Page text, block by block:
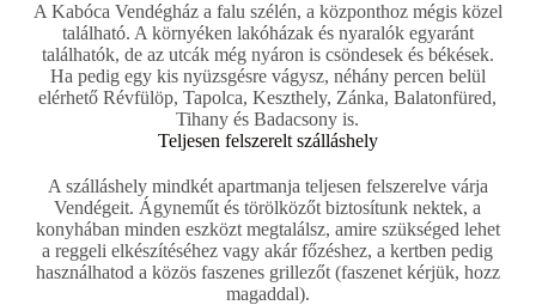
A Kabóca Vendégház a falu szélén, a központhoz mégis közel
található. A környéken lakóházak és nyaralók egyaránt
találhatók, de az utcák még nyáron is csöndesek és békések.
Ha pedig egy kis nyüzsgésre vágysz, néhány percen belül
elérhető Révfülöp, Tapolca, Keszthely, Zánka, Balatonfüred,
Tihany és Badacsony is.
Teljesen felszerelt szálláshely
A szálláshely mindkét apartmanja teljesen felszerelve várja
Vendégeit. Ágyneműt és törölközőt biztosítunk nektek, a
konyhában minden eszközt megtalálsz, amire szükséged lehet
a reggeli elkészítéséhez vagy akár főzéshez, a kertben pedig
használhatod a közös faszenes grillezőt (faszenet kérjük, hozz
magaddal).